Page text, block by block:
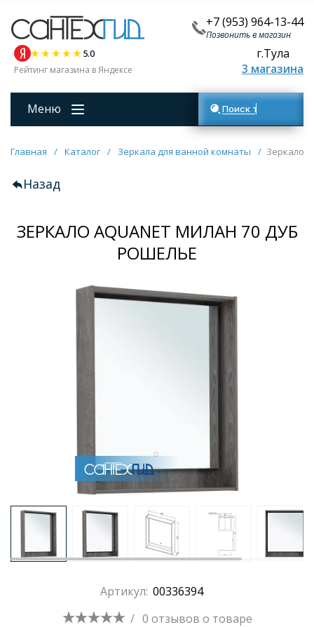
+7 (953) 964-13-44
Позвонить в магазин
5.0
Рейтинг магазина в Яндексе
г.Тула
3 магазина
Меню Поиск товаров
Главная / Каталог / Зеркала для ванной комнаты / Зеркало
Назад
ЗЕРКАЛО AQUANET МИЛАН 70 ДУБ
РОШЕЛЬЕ
Артикул: 00336394
/ 0 отзывов о товаре